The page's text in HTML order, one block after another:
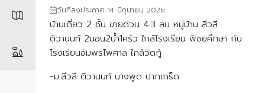
วันที่ลงประกาศ 14 มิถุนายน 2026
บ้านเดี่ยว 2 ชั้น ขายด่วน 4.3 ลบ หมู่บ้าน สีวลี
ติวานนท์ 2นอน2น้ำ1ครัว ใกล้โรงเรียน พิชยศึกษา กับ
โรงเรียนอัมพรไพศาล ใกล้วัดกู้
-ม.สีวลี ติวานนท์ บางพูด ปากเกร็ด